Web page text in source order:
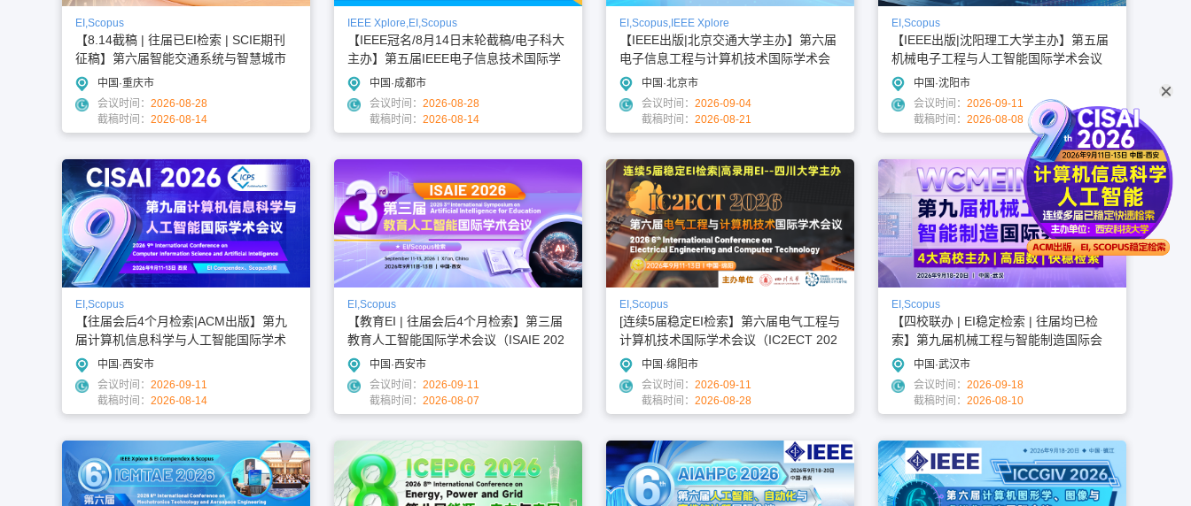
EI,Scopus
【8.14截稿 | 往届已EI检索 | SCIE期刊
征稿】第六届智能交通系统与智慧城市
国际学术会议（ITSSC 2026）
中国·重庆市
会议时间： 2026-08-28
截稿时间： 2026-08-14
IEEE Xplore,EI,Scopus
【IEEE冠名/8月14日末轮截稿/电子科大
主办】第五届IEEE电子信息技术国际学
术会议（EIT 2026）
中国·成都市
会议时间： 2026-08-28
截稿时间： 2026-08-14
EI,Scopus,IEEE Xplore
【IEEE出版|北京交通大学主办】第六届
电子信息工程与计算机技术国际学术会
议（EIECT 2026）
中国·北京市
会议时间： 2026-09-04
截稿时间： 2026-08-21
EI,Scopus
【IEEE出版|沈阳理工大学主办】第五届
机械电子工程与人工智能国际学术会议
（MEAI 2026）
中国·沈阳市
会议时间： 2026-09-11
截稿时间： 2026-08-08
EI,Scopus
【往届会后4个月检索|ACM出版】第九
届计算机信息科学与人工智能国际学术
会议(CISAI 2026)
中国·西安市
会议时间： 2026-09-11
截稿时间： 2026-08-14
EI,Scopus
【教育EI | 往届会后4个月检索】第三届
教育人工智能国际学术会议（ISAIE 202
6）
中国·西安市
会议时间： 2026-09-11
截稿时间： 2026-08-07
EI,Scopus
[连续5届稳定EI检索】第六届电气工程与
计算机技术国际学术会议（IC2ECT 202
6）
中国·绵阳市
会议时间： 2026-09-11
截稿时间： 2026-08-28
EI,Scopus
【四校联办 | EI稳定检索 | 往届均已检
索】第九届机械工程与智能制造国际会
议（WCMEIM 2026）
中国·武汉市
会议时间： 2026-09-18
截稿时间： 2026-08-10